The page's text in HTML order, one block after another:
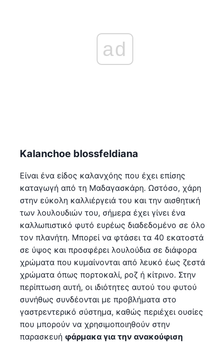
ad
Kalanchoe blossfeldiana
Είναι ένα είδος καλανχόης που έχει επίσης
καταγωγή από τη Μαδαγασκάρη. Ωστόσο, χάρη
στην εύκολη καλλιέργειά του και την αισθητική
των λουλουδιών του, σήμερα έχει γίνει ένα
καλλωπιστικό φυτό ευρέως διαδεδομένο σε όλο
τον πλανήτη. Μπορεί να φτάσει τα 40 εκατοστά
σε ύψος και προσφέρει λουλούδια σε διάφορα
χρώματα που κυμαίνονται από λευκό έως ζεστά
χρώματα όπως πορτοκαλί, ροζ ή κίτρινο. Στην
περίπτωση αυτή, οι ιδιότητες αυτού του φυτού
συνήθως συνδέονται με προβλήματα στο
γαστρεντερικό σύστημα, καθώς περιέχει ουσίες
που μπορούν να χρησιμοποιηθούν στην
παρασκευή φάρμακα για την ανακούφιση